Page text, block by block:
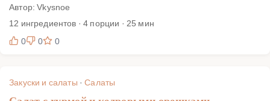
Автор: Vkysnoe
12 ингредиентов · 4 порции · 25 мин
0
0 0
Закуски и салаты ·Салаты